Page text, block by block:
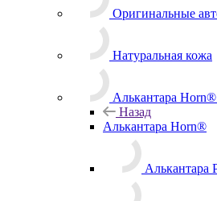
Оригинальные
Натуральная кожа
Алькантара Horn®
Назад
Алькантара Horn®
Алькантара